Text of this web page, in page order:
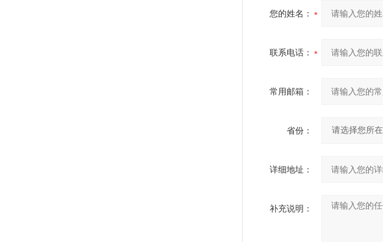
您的姓名：
联系电话：
常用邮箱：
省份：
详细地址：
补充说明：